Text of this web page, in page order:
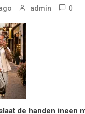
admin 0
de handen ineen